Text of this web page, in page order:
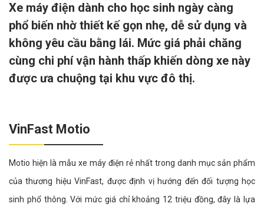
Xe máy điện dành cho học sinh ngày càng
phổ biến nhờ thiết kế gọn nhẹ, dễ sử dụng và
không yêu cầu bằng lái. Mức giá phải chăng
cùng chi phí vận hành thấp khiến dòng xe này
được ưa chuộng tại khu vực đô thị.
VinFast Motio
Motio hiện là mẫu xe máy điện rẻ nhất trong danh mục sản phẩm
của thương hiệu VinFast, được định vị hướng đến đối tượng học
sinh phổ thông. Với mức giá chỉ khoảng 12 triệu đồng, đây là lựa